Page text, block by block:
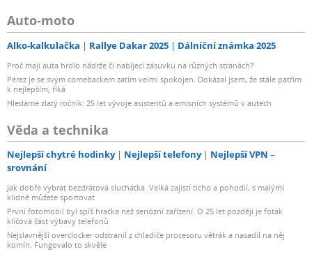
Auto-moto
Alko-kalkulačka Rallye Dakar 2025 Dálniční známka 2025
Proč mají auta hrdlo nádrže či nabíjecí zásuvku na různých stranách?
Pérez je se svým comebackem zatím velmi spokojen. Dokázal jsem, že stále patřím
k nejlepším, říká
Hledáme zlatý ročník: 25 let vývoje asistentů a emisních systémů v autech
Věda a technika
Nejlepší chytré hodinky Nejlepší telefony
Nejlepší VPN –
srovnání
Jak dobře vybrat bezdrátová sluchátka. Velká zajistí ticho a pohodlí, s malými
klidně můžete sportovat
První fotomobil byl spíš hračka než seriózní zařízení. O 25 let později je foťák
klíčová část výbavy telefonů
Nejslavnější overclocker odstranil z chladiče procesoru větrák a nasadil na něj
komín. Fungovalo to skvěle